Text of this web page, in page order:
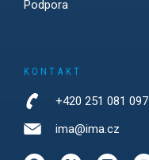
Podpora
KONTAKT
+420 251 081 097
ima@ima.cz